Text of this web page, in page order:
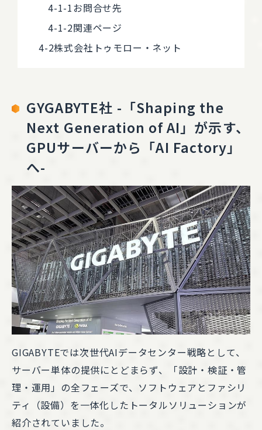
お問合せ先
関連ページ
株式会社トゥモロー・ネット
GYGABYTE社 -「Shaping the
Next Generation of AI」が示す、
GPUサーバーから「AI Factory」
へ-
GIGABYTEでは次世代AIデータセンター戦略として、
サーバー単体の提供にとどまらず、「設計・検証・管
理・運用」の全フェーズで、ソフトウェアとファシリ
ティ（設備）を一体化したトータルソリューションが
紹介されていました。